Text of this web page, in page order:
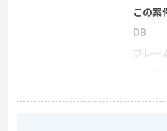
この案
DB
フレー